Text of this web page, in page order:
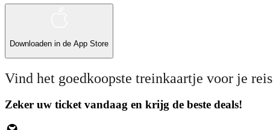
Downloaden in de App Store
Vind het goedkoopste treinkaartje voor je reis
Zeker uw ticket vandaag en krijg de beste deals!